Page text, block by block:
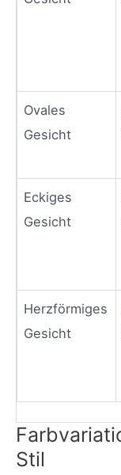
Ovales
Gesicht
Eckiges
Gesicht
Herzförmiges
Gesicht
Stil